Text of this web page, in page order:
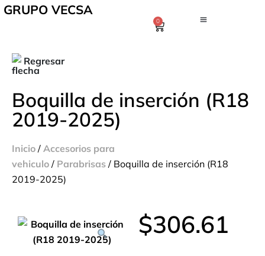
GRUPO VECSA
0
Regresar
Boquilla de inserción (R18
2019-2025)
Inicio / Accesorios para
vehiculo / Parabrisas / Boquilla de inserción (R18
2019-2025)
$306.61